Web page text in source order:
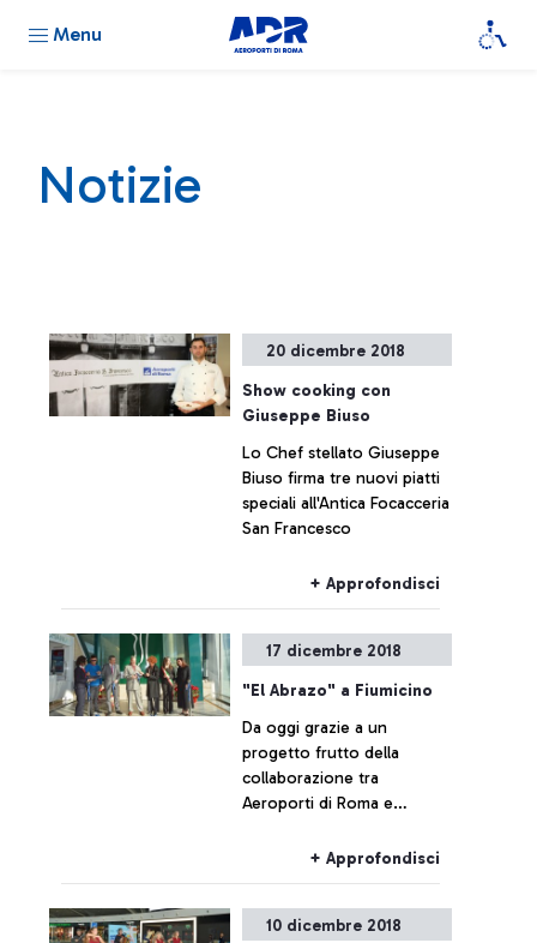
Menu
Notizie
20 dicembre 2018
Show cooking con
Giuseppe Biuso
Lo Chef stellato Giuseppe
Biuso firma tre nuovi piatti
speciali all'Antica Focacceria
San Francesco
+ Approfondisci
17 dicembre 2018
"El Abrazo" a Fiumicino
Da oggi grazie a un
progetto frutto della
collaborazione tra
Aeroporti di Roma e
Repubblica Argentina in
Italia, una creazione
realizzata appositamente
per lo scalo romano dallo
+ Approfondisci
10 dicembre 2018